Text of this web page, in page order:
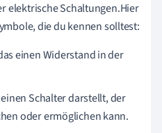
elektrische Schaltungen.Hier
die du kennen solltest:
einen Widerstand in der
Schalter darstellt, der
oder ermöglichen kann.